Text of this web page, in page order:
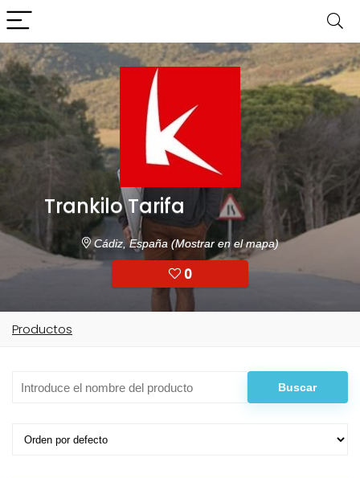
Trankilo Tarifa
Cádiz, España (Mostrar en el mapa)
0
Productos